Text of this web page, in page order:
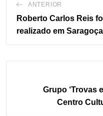
ANTERIOR
Roberto Carlos Reis
realizado em Saragoça
Grupo ‘Trovas
Centro